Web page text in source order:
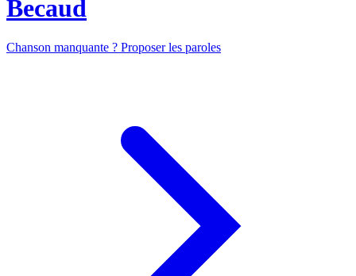
Becaud
Chanson manquante ? Proposer les paroles